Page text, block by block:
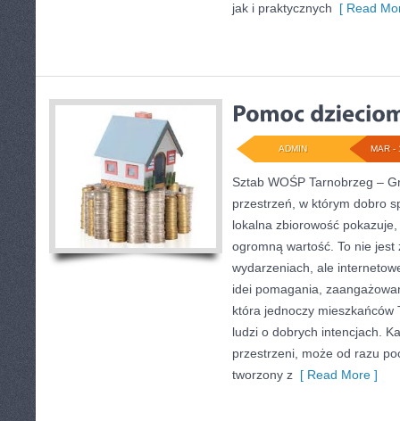
jak i praktycznych [ Read
MAR -
ADMIN
Sztab WOŚP Tarnobrzeg –
przestrzeń, w którym dobro
lokalna zbiorowość
ogromną wartość. To nie jest
wydarzeniach, ale
idei pomagania,
która jednoczy mieszkańców
ludzi o dobrych intencjach.
przestrzeni, może od razu
tworzony z [ Read More ]